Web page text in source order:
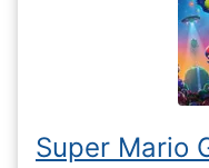
Super Mario